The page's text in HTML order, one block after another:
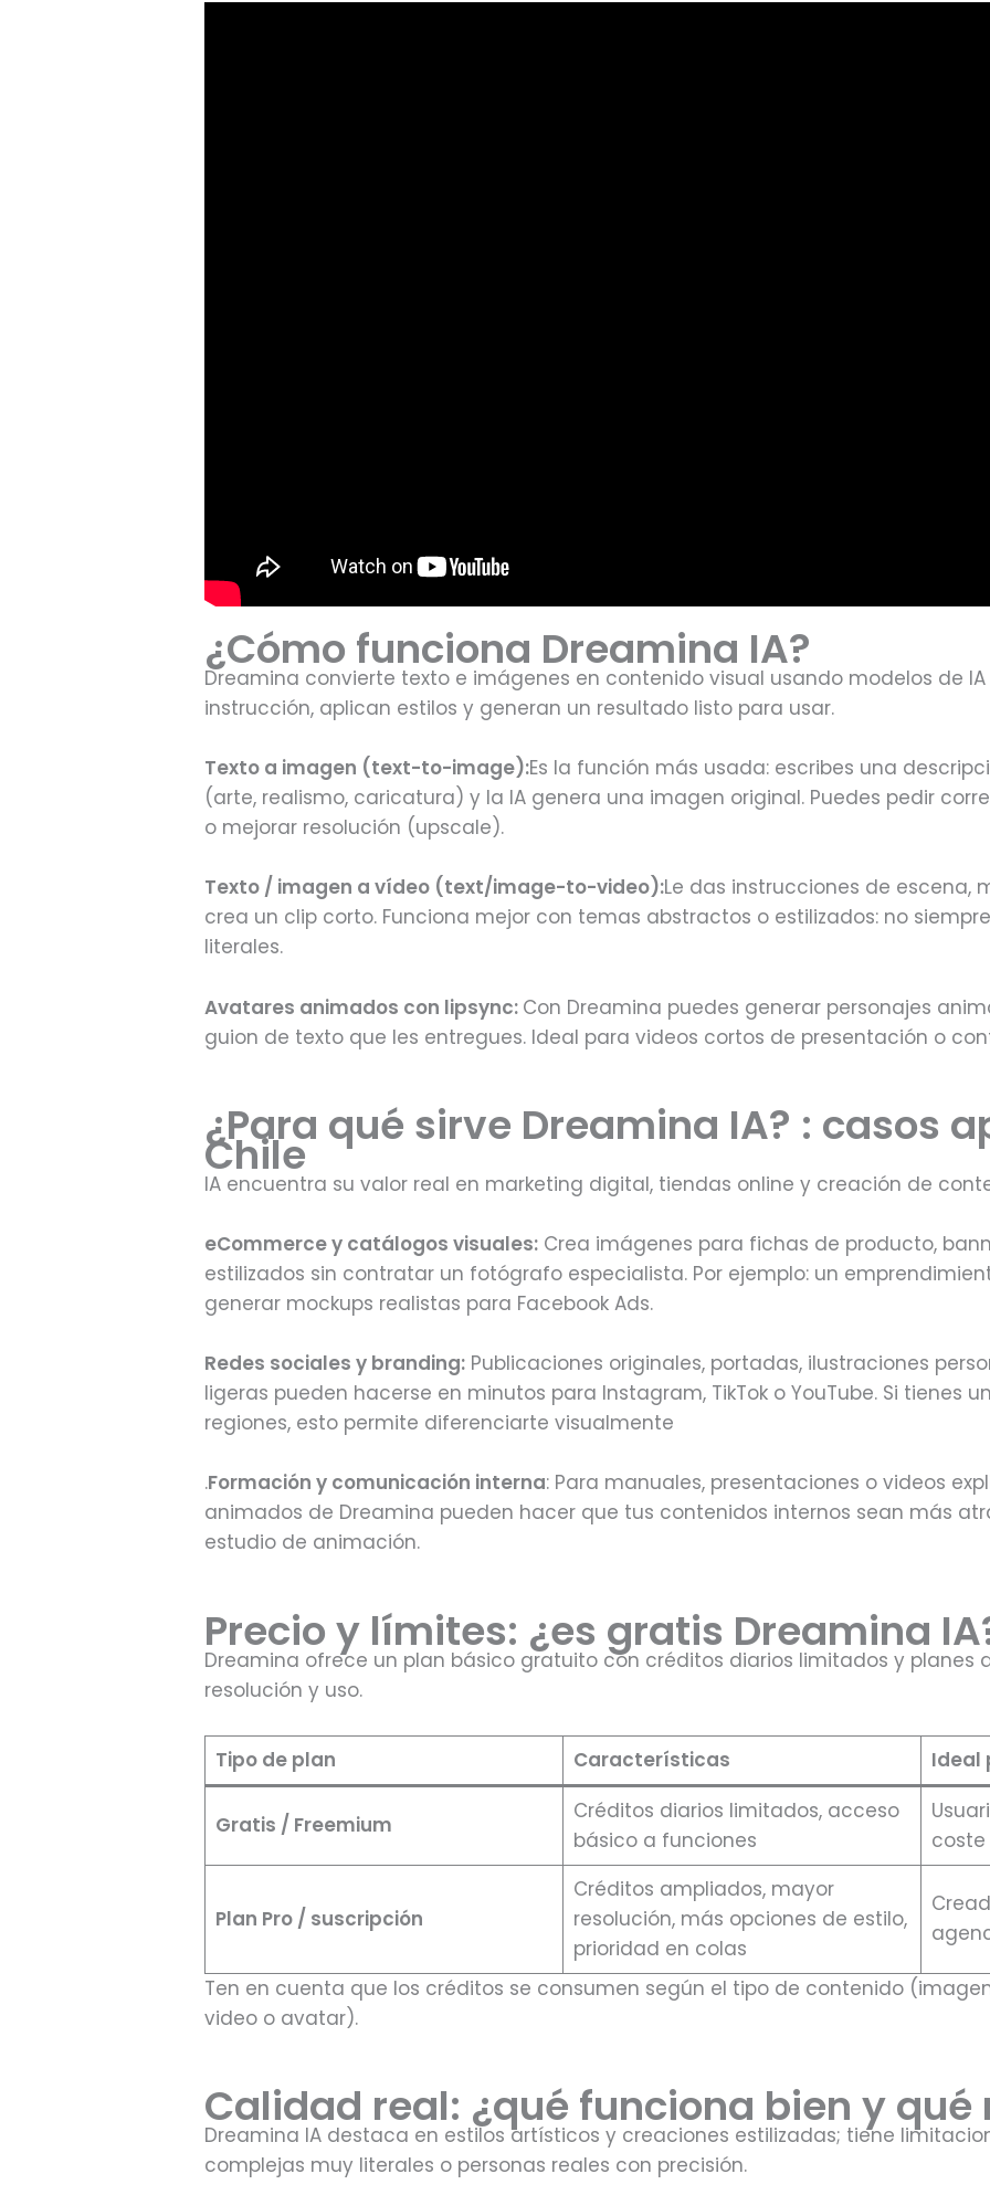
¿Cómo funciona Dreamina IA?
Dreamina convierte texto e imágenes en contenido visual usando modelos de
instrucción, aplican estilos y generan un resultado listo para usar.
Texto a imagen (text-to-image):Es la función más usada: escribes una
(arte, realismo, caricatura) y la IA genera una imagen original. Puedes pedir
o mejorar resolución (upscale).
Texto / imagen a vídeo (text/image-to-video):Le das instrucciones de escena,
crea un clip corto. Funciona mejor con temas abstractos o estilizados: no
literales.
Avatares animados con lipsync: Con Dreamina puedes generar personajes
guion de texto que les entregues. Ideal para videos cortos de presentación o
¿Para qué sirve Dreamina IA? : casos
Chile
IA encuentra su valor real en marketing digital, tiendas online y creación de
eCommerce y catálogos visuales: Crea imágenes para fichas de producto,
estilizados sin contratar un fotógrafo especialista. Por ejemplo: un
generar mockups realistas para Facebook Ads.
Redes sociales y branding: Publicaciones originales, portadas, ilustraciones
ligeras pueden hacerse en minutos para Instagram, TikTok o YouTube. Si tienes
regiones, esto permite diferenciarte visualmente
.Formación y comunicación interna: Para manuales, presentaciones o videos
animados de Dreamina pueden hacer que tus contenidos internos sean más
estudio de animación.
Precio y límites: ¿es gratis Dreamina
Dreamina ofrece un plan básico gratuito con créditos diarios limitados y planes
resolución y uso.
Tipo de plan Características Ideal
Gratis / Freemium
Créditos diarios limitados, acceso
básico a funciones
coste
Plan Pro / suscripción
Créditos ampliados, mayor
resolución, más opciones de estilo,
prioridad en colas
Ten en cuenta que los créditos se consumen según el tipo de contenido
video o avatar).
Calidad real: ¿qué funciona bien y qué
Dreamina IA destaca en estilos artísticos y creaciones estilizadas; tiene
complejas muy literales o personas reales con precisión.